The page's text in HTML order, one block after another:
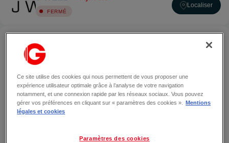
FERMÉ
Localiser
Ce site utilise des cookies qui nous permettent de vous proposer une
expérience utilisateur optimale grâce à l’analyse de votre navigation
notamment, et une connexion rapide par les réseaux sociaux. Vous pouvez
gérer vos préférences en cliquant sur « paramètres des cookies ».
Mentions
légales et cookies
Paramètres des cookies